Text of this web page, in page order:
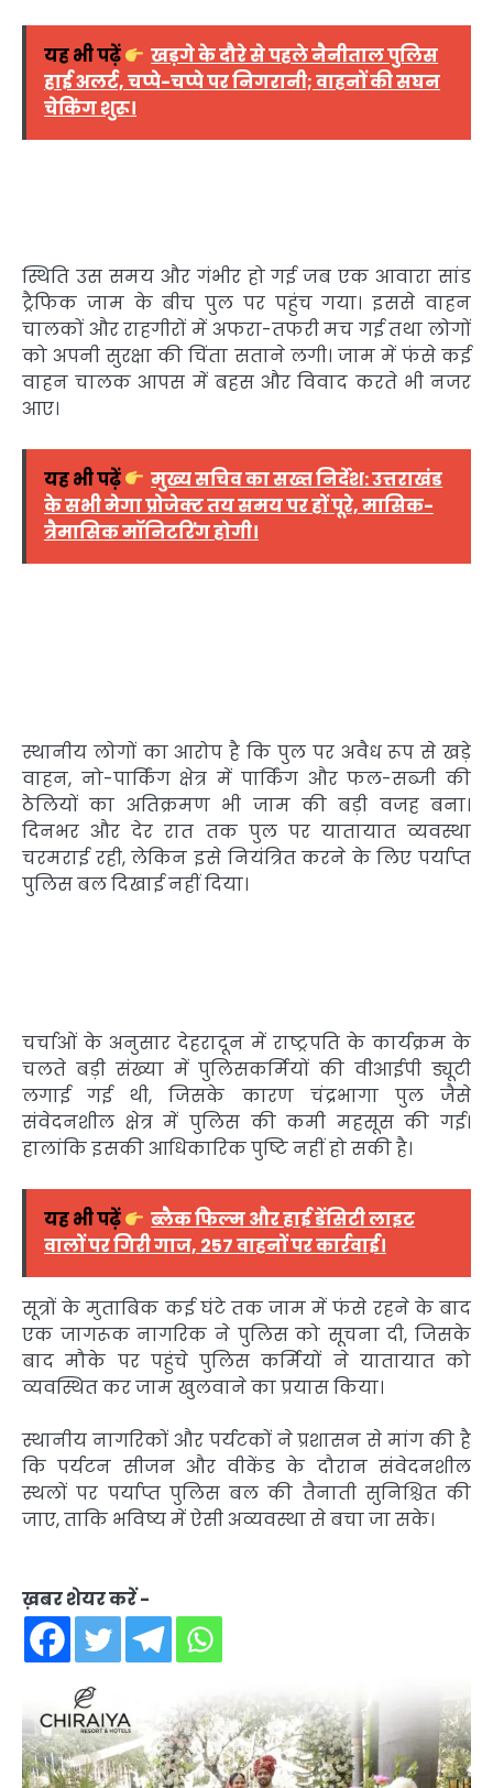
यह भी पढ़ें
खड़गे के दौरे से पहले नैनीताल पुलिस
हाई अलर्ट, चप्पे-चप्पे पर निगरानी; वाहनों की सघन
चेकिंग शुरू।
स्थिति उस समय और गंभीर हो गई जब एक आवारा सांड
ट्रैफिक जाम के बीच पुल पर पहुंच गया। इससे वाहन
चालकों और राहगीरों में अफरा-तफरी मच गई तथा लोगों
को अपनी सुरक्षा की चिंता सताने लगी। जाम में फंसे कई
वाहन चालक आपस में बहस और विवाद करते भी नजर
आए।
यह भी पढ़ें
मुख्य सचिव का सख्त निर्देश: उत्तराखंड
के सभी मेगा प्रोजेक्ट तय समय पर हों पूरे, मासिक-
त्रैमासिक मॉनिटरिंग होगी।
स्थानीय लोगों का आरोप है कि पुल पर अवैध रूप से खड़े
वाहन, नो-पार्किंग क्षेत्र में पार्किंग और फल-सब्जी की
ठेलियों का अतिक्रमण भी जाम की बड़ी वजह बना।
दिनभर और देर रात तक पुल पर यातायात व्यवस्था
चरमराई रही, लेकिन इसे नियंत्रित करने के लिए पर्याप्त
पुलिस बल दिखाई नहीं दिया।
चर्चाओं के अनुसार देहरादून में राष्ट्रपति के कार्यक्रम के
चलते बड़ी संख्या में पुलिसकर्मियों की वीआईपी ड्यूटी
लगाई गई थी, जिसके कारण चंद्रभागा पुल जैसे
संवेदनशील क्षेत्र में पुलिस की कमी महसूस की गई।
हालांकि इसकी आधिकारिक पुष्टि नहीं हो सकी है।
यह भी पढ़ें
ब्लैक फिल्म और हाई डेंसिटी लाइट
वालों पर गिरी गाज, 257 वाहनों पर कार्रवाई।
सूत्रों के मुताबिक कई घंटे तक जाम में फंसे रहने के बाद
एक जागरूक नागरिक ने पुलिस को सूचना दी, जिसके
बाद मौके पर पहुंचे पुलिस कर्मियों ने यातायात को
व्यवस्थित कर जाम खुलवाने का प्रयास किया।
स्थानीय नागरिकों और पर्यटकों ने प्रशासन से मांग की है
कि पर्यटन सीजन और वीकेंड के दौरान संवेदनशील
स्थलों पर पर्याप्त पुलिस बल की तैनाती सुनिश्चित की
जाए, ताकि भविष्य में ऐसी अव्यवस्था से बचा जा सके।
ख़बर शेयर करें -